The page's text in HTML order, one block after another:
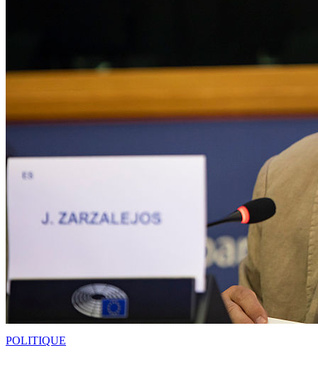
POLITIQUE